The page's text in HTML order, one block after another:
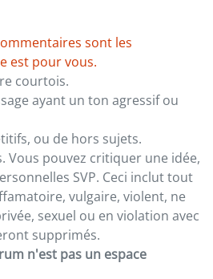
sont les
est pour vous.
courtois.
ayant un ton agressif ou
ou de hors sujets.
Vous pouvez critiquer une idée,
SVP. Ceci inclut tout
vulgaire, violent, ne
sexuel ou en violation avec
supprimés.
n'est pas un espace